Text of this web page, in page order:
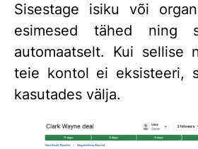
Sisestage isiku või
esimesed tähed ning
automaatselt. Kui sellise
teie kontol ei eksisteeri,
kasutades välja.